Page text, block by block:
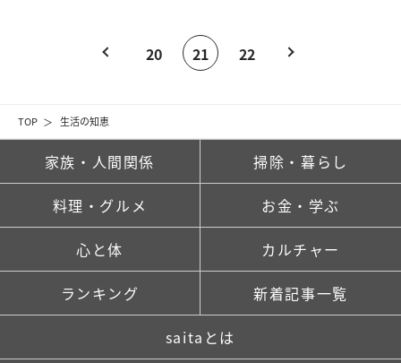
TOP 生活の知恵
20 21 22
家族・人間関係 掃除・暮らし
料理・グルメ お金・学ぶ
心と体 カルチャー
ランキング 新着記事一覧
saitaとは